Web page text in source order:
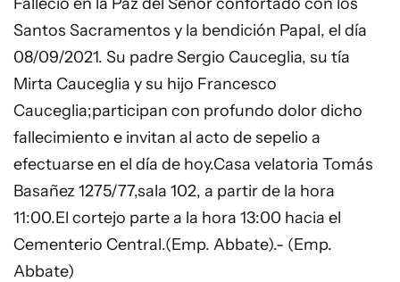
Santos Sacramentos y la bendición Papal, el día
08/09/2021. Su padre Sergio Cauceglia, su tía
Mirta Cauceglia y su hijo Francesco
Cauceglia;participan con profundo dolor dicho
fallecimiento e invitan al acto de sepelio a
efectuarse en el día de hoy.Casa velatoria Tomás
Basañez 1275/77,sala 102, a partir de la hora
11:00.El cortejo parte a la hora 13:00 hacia el
Cementerio Central.(Emp. Abbate).- (Emp.
Abbate)